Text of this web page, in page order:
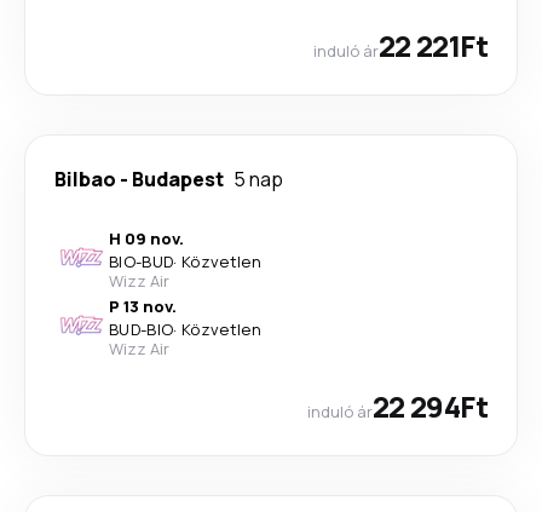
induló ár22 221Ft
Bilbao - Budapest 5 nap
H 09 nov.
BIO-BUD· Közvetlen
Wizz Air
P 13 nov.
BUD-BIO· Közvetlen
Wizz Air
induló ár22 294Ft